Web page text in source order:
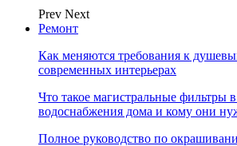
Prev Next
Ремонт
Как меняются требования к
современных интерьерах
Что такое магистральные фильтры
водоснабжения дома и кому они
Полное руководство по